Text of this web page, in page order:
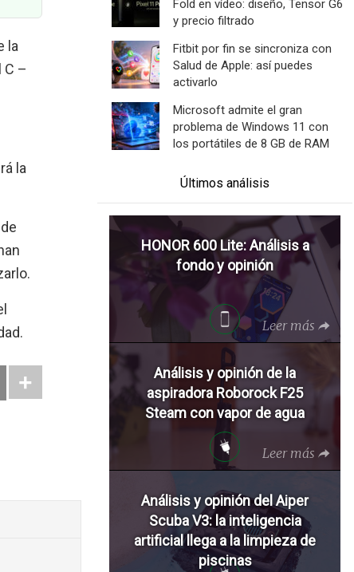
la
C –
la
Fold en vídeo: diseño, Tensor G6
y precio filtrado
Fitbit por fin se sincroniza con
Salud de Apple: así puedes
activarlo
Microsoft admite el gran
problema de Windows 11 con
los portátiles de 8 GB de RAM
Últimos análisis
HONOR 600 Lite: Análisis a
fondo y opinión
Leer más
Análisis y opinión de la
aspiradora Roborock F25
Steam con vapor de agua
Leer más
Análisis y opinión del Aiper
Scuba V3: la inteligencia
artificial llega a la limpieza de
piscinas